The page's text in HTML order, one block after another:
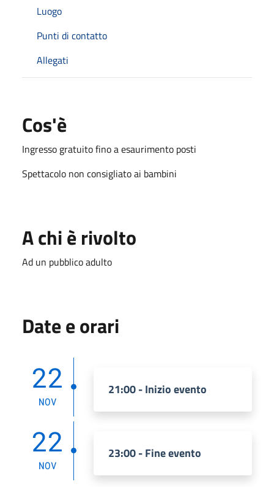
Luogo
Punti di contatto
Allegati
Cos'è
Ingresso gratuito fino a esaurimento posti
Spettacolo non consigliato ai bambini
A chi è rivolto
Ad un pubblico adulto
Date e orari
22
NOV
21:00 - Inizio evento
22
NOV
23:00 - Fine evento